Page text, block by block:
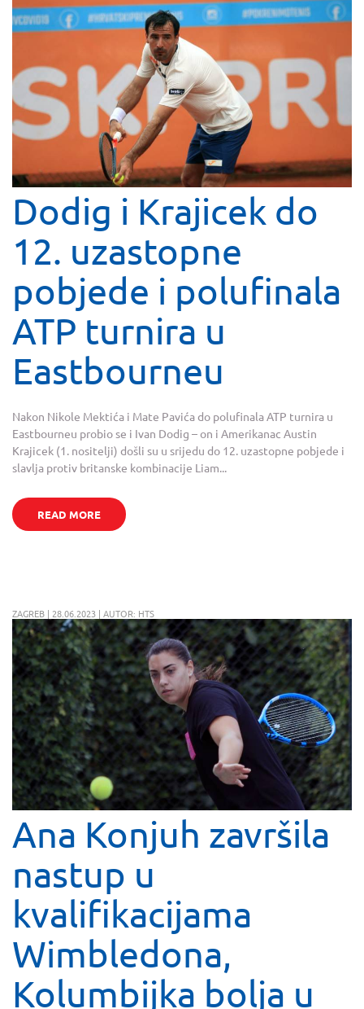
Dodig i Krajicek do
12. uzastopne
pobjede i polufinala
ATP turnira u
Eastbourneu
Nakon Nikole Mektića i Mate Pavića do polufinala ATP turnira u
Eastbourneu probio se i Ivan Dodig – on i Amerikanac Austin
Krajicek (1. nositelji) došli su u srijedu do 12. uzastopne pobjede i
slavlja protiv britanske kombinacije Liam...
READ MORE
ZAGREB | 28.06.2023 | AUTOR: HTS
Ana Konjuh završila
nastup u
kvalifikacijama
Wimbledona,
Kolumbijka bolja u